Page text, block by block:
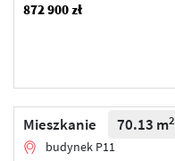
872 900 zł
Mieszkanie 70.13 m2
budynek P11